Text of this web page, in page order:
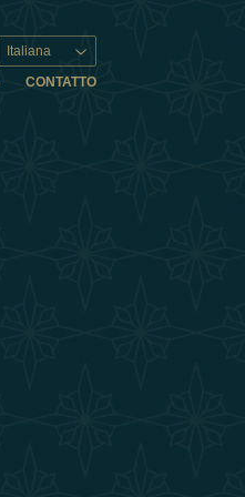
Italiana
CONTATTO